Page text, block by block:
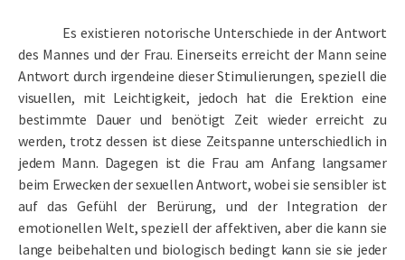
Es existieren notorische Unterschiede in der Antwort
des Mannes und der Frau. Einerseits erreicht der Mann seine
Antwort durch irgendeine dieser Stimulierungen, speziell die
visuellen, mit Leichtigkeit, jedoch hat die Erektion eine
bestimmte Dauer und benötigt Zeit wieder erreicht zu
werden, trotz dessen ist diese Zeitspanne unterschiedlich in
jedem Mann. Dagegen ist die Frau am Anfang langsamer
beim Erwecken der sexuellen Antwort, wobei sie sensibler ist
auf das Gefühl der Berürung, und der Integration der
emotionellen Welt, speziell der affektiven, aber die kann sie
lange beibehalten und biologisch bedingt kann sie sie jeder